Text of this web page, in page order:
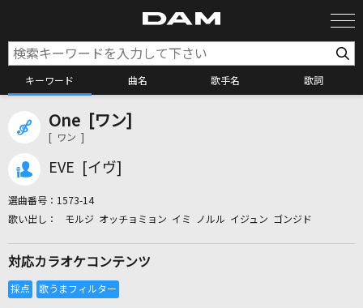
キーワード 曲名 歌手名 歌詞
One [ワン]
[ ワン ]
EVE [イヴ]
選曲番号： 1573-14
モルジ オッチョミョン イミ ノルル イジュン ゴンジド
対応カラオケコンテンツ